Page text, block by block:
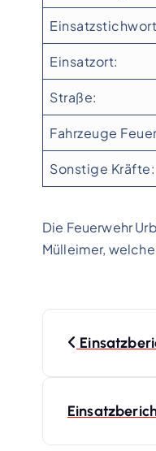
Einsatzort:
Straße:
Fahrzeuge
Sonstige Kräfte:
Die Feuerwehr
Mülleimer,